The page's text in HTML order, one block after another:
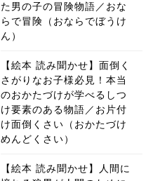
た男の子の冒険物語／おな
らで冒険（おならでぼうけ
ん）
【絵本 読み聞かせ】面倒く
さがりなお子様必見！本当
のおかたづけが学べるしつ
け要素のある物語／お片付
け面倒くさい（おかたづけ
めんどくさい）
【絵本 読み聞かせ】人間に